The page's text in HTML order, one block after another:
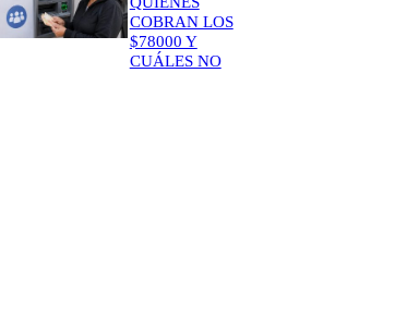
COBRAN LOS
$78000 Y
CUÁLES NO